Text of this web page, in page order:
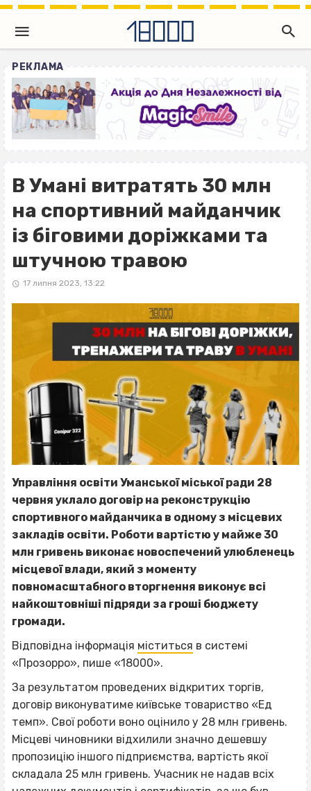
РЕКЛАМА
В Умані витратять 30 млн
на спортивний майданчик
із біговими доріжками та
штучною травою
17 липня 2023, 13:22
Управління освіти Уманської міської ради 28
червня уклало договір на реконструкцію
спортивного майданчика в одному з місцевих
закладів освіти. Роботи вартістю у майже 30
млн гривень виконає новоспечений улюбленець
місцевої влади, який з моменту
повномасштабного вторгнення виконує всі
найкоштовніші підряди за гроші бюджету
громади.
Відповідна інформація міститься в системі
«Прозорро», пише «18000».
За результатом проведених відкритих торгів,
договір виконуватиме київське товариство «Ед
темп». Свої роботи воно оцінило у 28 млн гривень.
Місцеві чиновники відхилили значно дешевшу
пропозицію іншого підприємства, вартість якої
складала 25 млн гривень. Учасник не надав всіх